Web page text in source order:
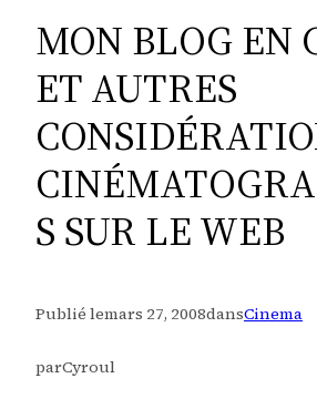
MON BLOG EN
ET AUTRES
S SUR LE WEB
Publié lemars 27, 2008dansCinema
parCyroul